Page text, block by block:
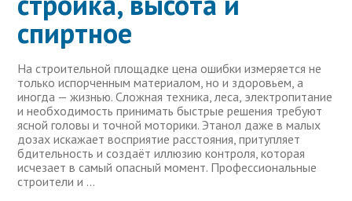
спиртное
На строительной площадке цена ошибки измеряется не
только испорченным материалом, но и здоровьем, а
иногда — жизнью. Сложная техника, леса, электропитание
и необходимость принимать быстрые решения требуют
ясной головы и точной моторики. Этанол даже в малых
дозах искажает восприятие расстояния, притупляет
бдительность и создаёт иллюзию контроля, которая
исчезает в самый опасный момент. Профессиональные
строители и …